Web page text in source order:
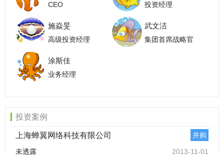
CEO 投资经理
施焱旻
高级投资经理
武文洁
集团首席战略官
涂斯佳
业务经理
投资案例
上海蝉翼网络科技有限公司 并购
2013-11-01
未透露